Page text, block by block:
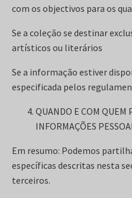
com os objectivos para os
Se a coleção se destinar
artísticos ou literários
Se a informação estiver
especificada pelos
QUANDO E COM QUEM
INFORMAÇÕES
Em resumo: Podemos
específicas descritas nesta
terceiros.